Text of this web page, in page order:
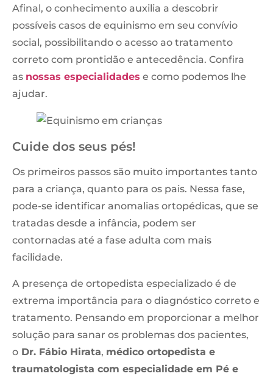
Afinal, o conhecimento auxilia a descobrir
possíveis casos de equinismo em seu convívio
social, possibilitando o acesso ao tratamento
correto com prontidão e antecedência. Confira
as nossas especialidades e como podemos lhe
ajudar.
Cuide dos seus pés!
Os primeiros passos são muito importantes tanto
para a criança, quanto para os pais. Nessa fase,
pode-se identificar anomalias ortopédicas, que se
tratadas desde a infância, podem ser
contornadas até a fase adulta com mais
facilidade.
A presença de ortopedista especializado é de
extrema importância para o diagnóstico correto e
tratamento. Pensando em proporcionar a melhor
solução para sanar os problemas dos pacientes,
o Dr. Fábio Hirata, médico ortopedista e
traumatologista com especialidade em Pé e